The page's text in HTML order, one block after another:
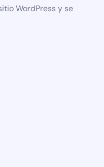
WordPress y se